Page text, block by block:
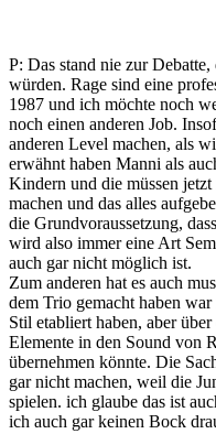
P: Das stand nie zur
würden. Rage sind eine
1987 und ich möchte noch
noch einen anderen Job.
anderen Level machen, als
erwähnt haben Manni als
Kindern und die müssen
machen und das alles
die Grundvoraussetzung,
wird also immer eine Art
auch gar nicht möglich ist.
Zum anderen hat es auch
dem Trio gemacht haben
Stil etabliert haben, aber
Elemente in den Sound von
übernehmen könnte. Die
gar nicht machen, weil die
spielen. ich glaube das ist
ich auch gar keinen Bock